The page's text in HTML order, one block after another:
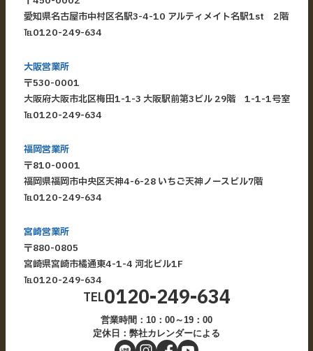
愛知県名古屋市中村区名駅3-4-10 アルティメイト名駅1st 2階
℡0120-249-634
大阪営業所
〒530-0001
大阪府大阪市北区梅田1-1-3 大阪駅前第3ビル 29階 1-1-1号室
℡0120-249-634
福岡営業所
〒810-0001
福岡県福岡市中央区天神4-6-28 いちご天神ノースビル7階
℡0120-249-634
宮崎営業所
〒880-0805
宮崎県宮崎市橘通東4-1-4 河北ビル1F
℡0120-249-634
TEL0120-249-634
営業時間：10：00～19：00
定休日：弊社カレンダーによる